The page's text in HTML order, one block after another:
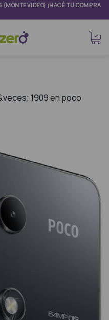
(MONTEVIDEO) ¡HACÉ TU COMPRA
1909en poco